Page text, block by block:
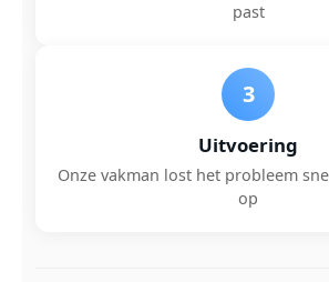
past
3
Uitvoering
Onze vakman lost het probleem
op